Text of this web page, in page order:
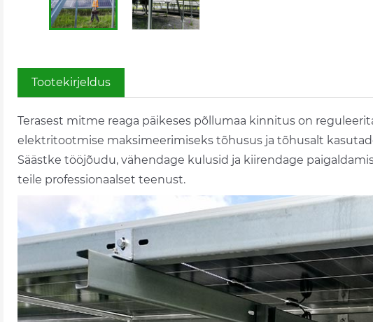
Tootekirjeldus
Terasest mitme reaga päikeses põllumaa kinnitus on
elektritootmise maksimeerimiseks tõhusus ja tõhusalt
Säästke tööjõudu, vähendage kulusid ja kiirendage
teile professionaalset teenust.